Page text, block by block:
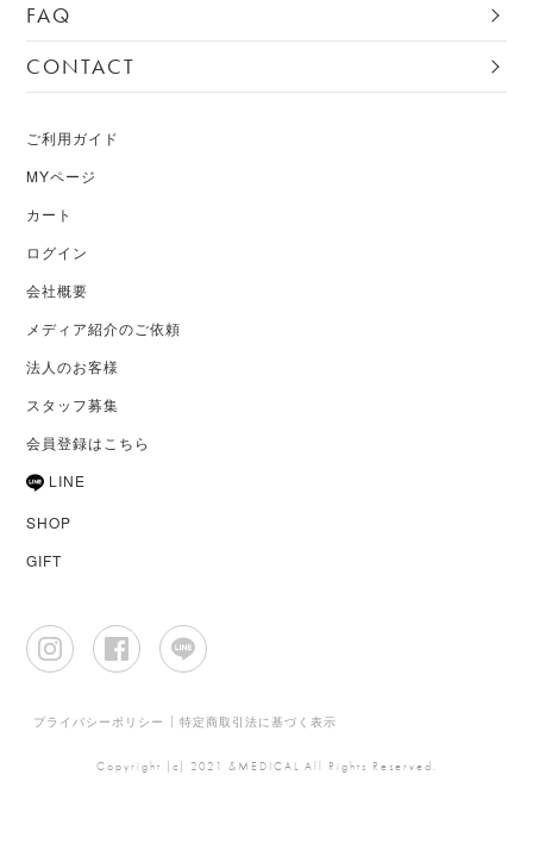
FAQ
CONTACT
ご利用ガイド
MYページ
カート
ログイン
会社概要
メディア紹介のご依頼
法人のお客様
スタッフ募集
会員登録はこちら
LINE
SHOP
GIFT
プライバシーポリシー 特定商取引法に基づく表示
Copyright (c) 2021 &MEDICAL All Rights Reserved.